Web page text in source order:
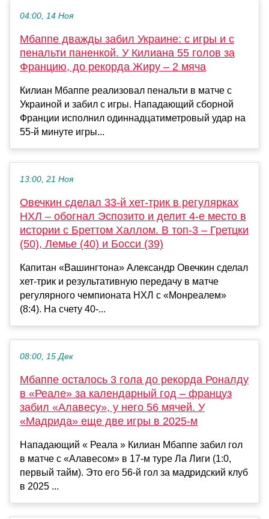
04:00, 14 Ноя
Мбаппе дважды забил Украине: с игры и с
пенальти паненкой. У Килиана 55 голов за
Францию, до рекорда Жиру – 2 мяча
Килиан Мбаппе реализовал пенальти в матче с
Украиной и забил с игры. Нападающий сборной
Франции исполнил одиннадцатиметровый удар на
55-й минуте игры...
13:00, 21 Ноя
Овечкин сделал 33-й хет-трик в регулярках
НХЛ – обогнал Эспозито и делит 4-е место в
истории с Бреттом Халлом. В топ-3 – Гретцки
(50), Лемье (40) и Босси (39)
Капитан «Вашингтона» Александр Овечкин сделал
хет-трик и результативную передачу в матче
регулярного чемпионата НХЛ с «Монреалем»
(8:4). На счету 40-...
08:00, 15 Дек
Мбаппе осталось 3 гола до рекорда Роналду
в «Реале» за календарный год – француз
забил «Алавесу», у него 56 мячей. У
«Мадрида» еще две игры в 2025-м
Нападающий « Реала » Килиан Мбаппе забил гол
в матче с «Алавесом» в 17-м туре Ла Лиги (1:0,
первый тайм). Это его 56-й гол за мадридский клуб
в 2025 ...